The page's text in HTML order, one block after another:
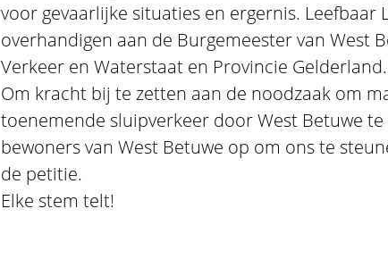
voor gevaarlijke situaties en ergernis. Leefbaar
overhandigen aan de Burgemeester van West
Verkeer en Waterstaat en Provincie Gelderland.
Om kracht bij te zetten aan de noodzaak om
toenemende sluipverkeer door West Betuwe
bewoners van West Betuwe op om ons te
de petitie.
Elke stem telt!